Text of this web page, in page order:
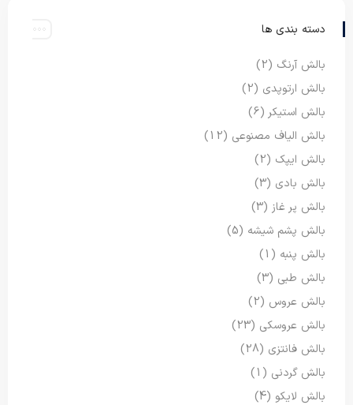
دسته بندی ها
بالش آرنگ (2)
بالش ارتوپدی (2)
بالش استیکر (6)
بالش الیاف مصنوعی (12)
بالش ایپک (2)
بالش بادی (3)
بالش پر غاز (3)
بالش پشم شیشه (5)
بالش پنبه (1)
بالش طبی (3)
بالش عروس (2)
بالش عروسکی (23)
بالش فانتزی (28)
بالش گردنی (1)
بالش لایکو (4)